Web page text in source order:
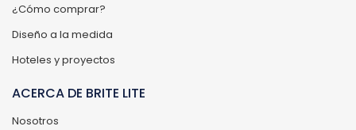
¿Cómo comprar?
Diseño a la medida
Hoteles y proyectos
ACERCA DE BRITE LITE
Nosotros